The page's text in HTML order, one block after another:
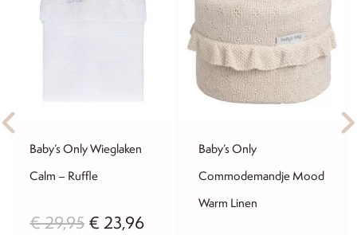
Baby’s Only Wieglaken
Calm – Ruffle
€29,95 Oorspronkelijke
€ 23,96Huidige
Baby’s Only
Commodemandje Mood
Warm Linen